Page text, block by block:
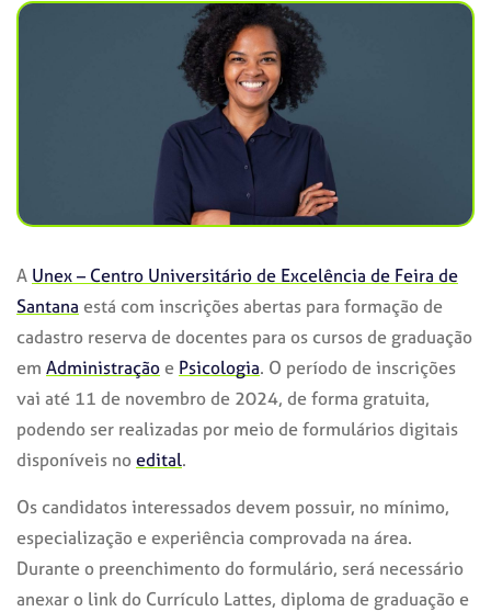
A Unex – Centro Universitário de Excelência de Feira de
Santana está com inscrições abertas para formação de
cadastro reserva de docentes para os cursos de graduação
em Administraçãoe Psicologia. O período de inscrições
vai até 11 de novembro de 2024, de forma gratuita,
podendo ser realizadas por meio de formulários digitais
disponíveis noedital.
Os candidatos interessados ​​devem possuir, no mínimo,
especialização e experiência comprovada na área.
Durante o preenchimento do formulário, será necessário
anexar o link do Currículo Lattes, diploma de graduação e